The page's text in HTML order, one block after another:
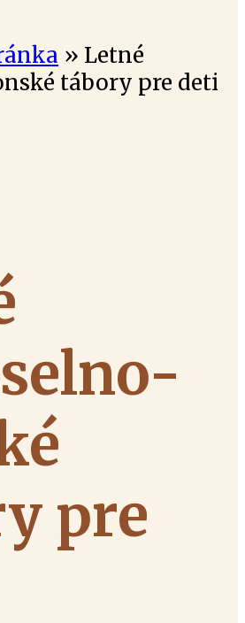
» Letné
tábory pre deti
pre